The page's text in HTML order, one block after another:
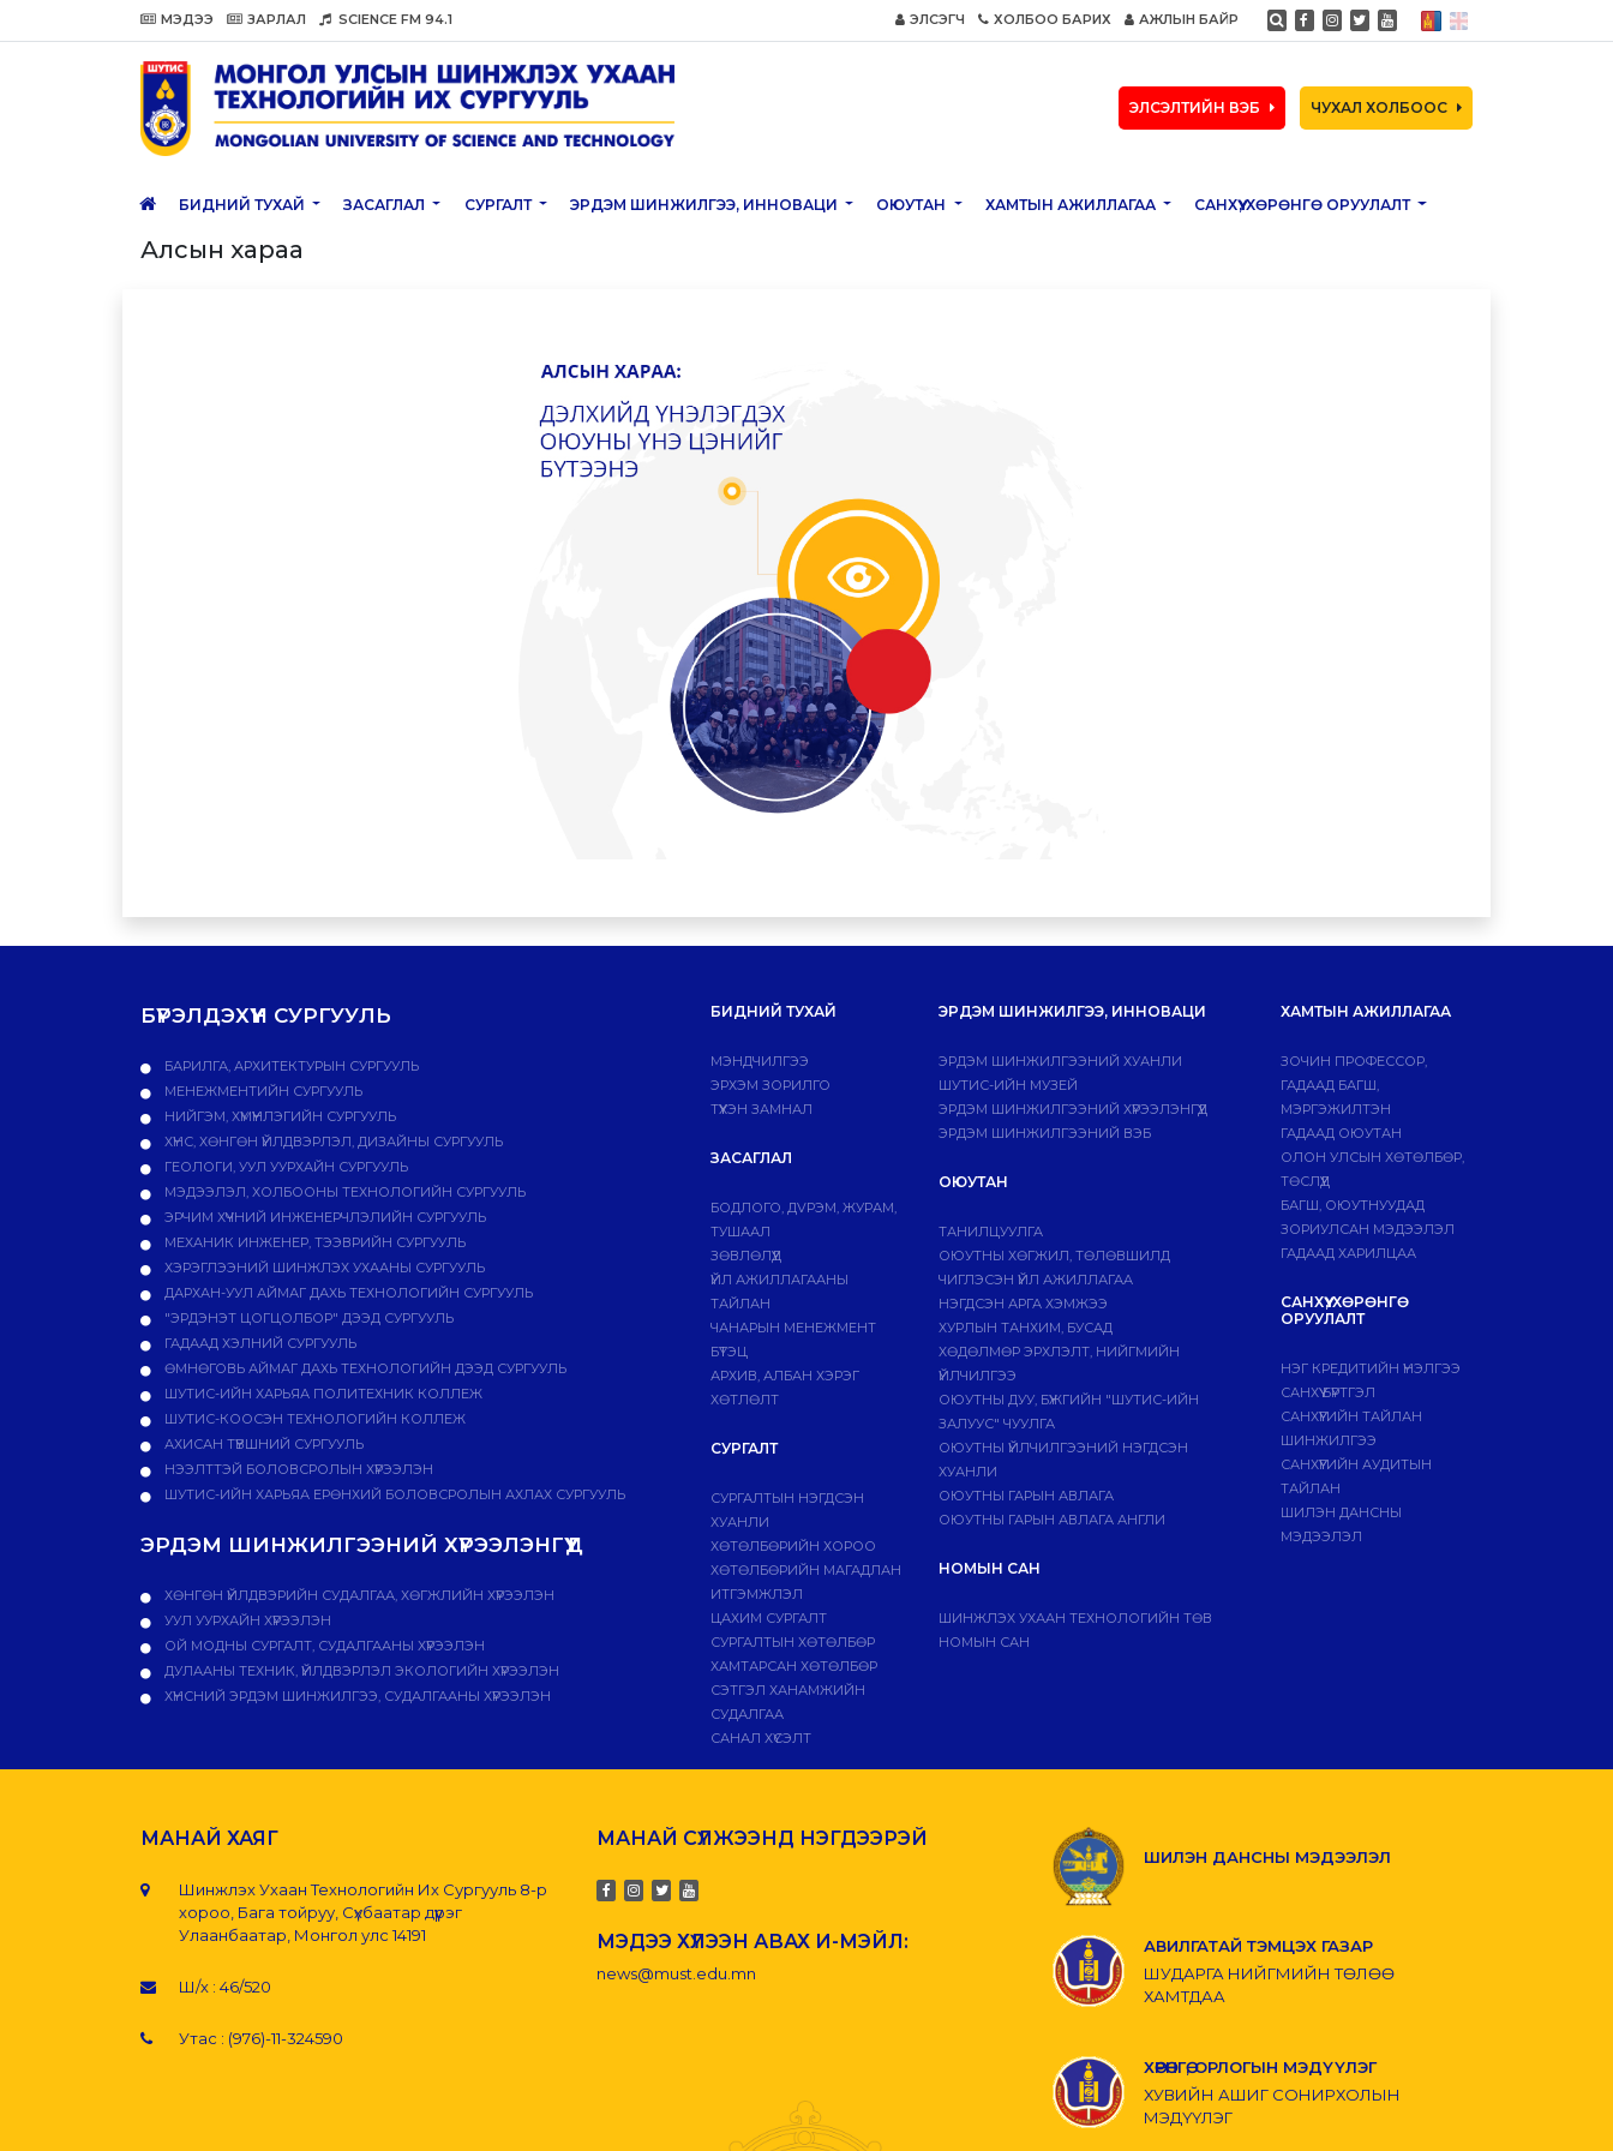
МЭДЭЭ ЗАРЛАЛ SCIENCE FM 94.1 ЭЛСЭГЧ ХОЛБОО БАРИХ АЖЛЫН БАЙР
ЭЛСЭЛТИЙН ВЭБ ЧУХАЛ ХОЛБООС
БИДНИЙ ТУХАЙ ЗАСАГЛАЛ СУРГАЛТ ЭРДЭМ ШИНЖИЛГЭЭ, ИННОВАЦИ ОЮУТАН ХАМТЫН АЖИЛЛАГАА САНХҮҮ, ХӨРӨНГӨ ОРУУЛАЛТ
Алсын хараа
БҮРЭЛДЭХҮҮН СУРГУУЛЬ
БАРИЛГА, АРХИТЕКТУРЫН СУРГУУЛЬ
МЕНЕЖМЕНТИЙН СУРГУУЛЬ
НИЙГЭМ, ХҮМҮҮНЛЭГИЙН СУРГУУЛЬ
ХҮНС, ХӨНГӨН ҮЙЛДВЭРЛЭЛ, ДИЗАЙНЫ СУРГУУЛЬ
ГЕОЛОГИ, УУЛ УУРХАЙН СУРГУУЛЬ
МЭДЭЭЛЭЛ, ХОЛБООНЫ ТЕХНОЛОГИЙН СУРГУУЛЬ
ЭРЧИМ ХҮЧНИЙ ИНЖЕНЕРЧЛЭЛИЙН СУРГУУЛЬ
МЕХАНИК ИНЖЕНЕР, ТЭЭВРИЙН СУРГУУЛЬ
ХЭРЭГЛЭЭНИЙ ШИНЖЛЭХ УХААНЫ СУРГУУЛЬ
ДАРХАН-УУЛ АЙМАГ ДАХЬ ТЕХНОЛОГИЙН СУРГУУЛЬ
"ЭРДЭНЭТ ЦОГЦОЛБОР" ДЭЭД СУРГУУЛЬ
ГАДААД ХЭЛНИЙ СУРГУУЛЬ
ӨМНӨГОВЬ АЙМАГ ДАХЬ ТЕХНОЛОГИЙН ДЭЭД СУРГУУЛЬ
ШУТИС-ИЙН ХАРЬЯА ПОЛИТЕХНИК КОЛЛЕЖ
ШУТИС-КООСЭН ТЕХНОЛОГИЙН КОЛЛЕЖ
АХИСАН ТҮВШНИЙ СУРГУУЛЬ
НЭЭЛТТЭЙ БОЛОВСРОЛЫН ХҮРЭЭЛЭН
ШУТИС-ИЙН ХАРЬЯА ЕРӨНХИЙ БОЛОВСРОЛЫН АХЛАХ СУРГУУЛЬ
ЭРДЭМ ШИНЖИЛГЭЭНИЙ ХҮРЭЭЛЭНГҮҮД
ХӨНГӨН ҮЙЛДВЭРИЙН СУДАЛГАА, ХӨГЖЛИЙН ХҮРЭЭЛЭН
УУЛ УУРХАЙН ХҮРЭЭЛЭН
ОЙ МОДНЫ СУРГАЛТ, СУДАЛГААНЫ ХҮРЭЭЛЭН
ДУЛААНЫ ТЕХНИК, ҮЙЛДВЭРЛЭЛ ЭКОЛОГИЙН ХҮРЭЭЛЭН
ХҮНСНИЙ ЭРДЭМ ШИНЖИЛГЭЭ, СУДАЛГААНЫ ХҮРЭЭЛЭН
БИДНИЙ ТУХАЙ
МЭНДЧИЛГЭЭ
ЭРХЭМ ЗОРИЛГО
ТҮҮХЭН ЗАМНАЛ
ЗАСАГЛАЛ
БОДЛОГО, ДVРЭМ, ЖУРАМ,
ТУШААЛ
ЗӨВЛӨЛҮҮД
ҮЙЛ АЖИЛЛАГААНЫ
ТАЙЛАН
ЧАНАРЫН МЕНЕЖМЕНТ
БҮТЭЦ
АРХИВ, АЛБАН ХЭРЭГ
ХӨТЛӨЛТ
СУРГАЛТ
СУРГАЛТЫН НЭГДСЭН
ХУАНЛИ
ХӨТӨЛБӨРИЙН ХОРОО
ХӨТӨЛБӨРИЙН МАГАДЛАН
ИТГЭМЖЛЭЛ
ЦАХИМ СУРГАЛТ
СУРГАЛТЫН ХӨТӨЛБӨР
ХАМТАРСАН ХӨТӨЛБӨР
СЭТГЭЛ ХАНАМЖИЙН
СУДАЛГАА
САНАЛ ХҮСЭЛТ
ЭРДЭМ ШИНЖИЛГЭЭ, ИННОВАЦИ
ЭРДЭМ ШИНЖИЛГЭЭНИЙ ХУАНЛИ
ШУТИС-ИЙН МУЗЕЙ
ЭРДЭМ ШИНЖИЛГЭЭНИЙ ХҮРЭЭЛЭНГҮҮД
ЭРДЭМ ШИНЖИЛГЭЭНИЙ ВЭБ
ОЮУТАН
ТАНИЛЦУУЛГА
ОЮУТНЫ ХӨГЖИЛ, ТӨЛӨВШИЛД
ЧИГЛЭСЭН ҮЙЛ АЖИЛЛАГАА
НЭГДСЭН АРГА ХЭМЖЭЭ
ХУРЛЫН ТАНХИМ, БУСАД
ХӨДӨЛМӨР ЭРХЛЭЛТ, НИЙГМИЙН
ҮЙЛЧИЛГЭЭ
ОЮУТНЫ ДУУ, БҮЖГИЙН "ШУТИС-ИЙН
ЗАЛУУС" ЧУУЛГА
ОЮУТНЫ ҮЙЛЧИЛГЭЭНИЙ НЭГДСЭН
ХУАНЛИ
ОЮУТНЫ ГАРЫН АВЛАГА
ОЮУТНЫ ГАРЫН АВЛАГА АНГЛИ
НОМЫН САН
ШИНЖЛЭХ УХААН ТЕХНОЛОГИЙН ТӨВ
НОМЫН САН
ХАМТЫН АЖИЛЛАГАА
ЗОЧИН ПРОФЕССОР,
ГАДААД БАГШ,
МЭРГЭЖИЛТЭН
ГАДААД ОЮУТАН
ОЛОН УЛСЫН ХӨТӨЛБӨР,
ТӨСЛҮҮД
БАГШ, ОЮУТНУУДАД
ЗОРИУЛСАН МЭДЭЭЛЭЛ
ГАДААД ХАРИЛЦАА
САНХҮҮ, ХӨРӨНГӨ
ОРУУЛАЛТ
НЭГ КРЕДИТИЙН ҮНЭЛГЭЭ
САНХҮҮ БҮРТГЭЛ
САНХҮҮГИЙН ТАЙЛАН
ШИНЖИЛГЭЭ
САНХҮҮГИЙН АУДИТЫН
ТАЙЛАН
ШИЛЭН ДАНСНЫ
МЭДЭЭЛЭЛ
МАНАЙ ХАЯГ
Шинжлэх Ухаан Технологийн Их Сургууль 8-р
хороо, Бага тойруу, Сүхбаатар дүүрэг
Улаанбаатар, Монгол улс 14191
Ш/х : 46/520
Утас : (976)-11-324590
МАНАЙ СҮЛЖЭЭНД НЭГДЭЭРЭЙ
МЭДЭЭ ХҮЛЭЭН АВАХ И-МЭЙЛ:
news@must.edu.mn
ШИЛЭН ДАНСНЫ МЭДЭЭЛЭЛ
АВИЛГАТАЙ ТЭМЦЭХ ГАЗАР
ШУДАРГА НИЙГМИЙН ТӨЛӨӨ
ХАМТДАА
ХӨРӨНГӨ, ОРЛОГЫН МЭДҮҮЛЭГ
ХУВИЙН АШИГ СОНИРХОЛЫН
МЭДҮҮЛЭГ